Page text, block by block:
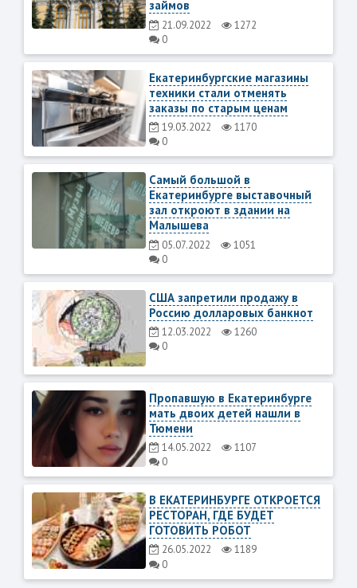
займов
21.09.2022
1272
0
Екатеринбургские магазины
техники стали отменять
заказы по старым ценам
19.03.2022
1170
0
Самый большой в
Екатеринбурге выставочный
зал откроют в здании на
Малышева
05.07.2022
1051
0
США запретили продажу в
Россию долларовых банкнот
12.03.2022
1260
0
Пропавшую в Екатеринбурге
мать двоих детей нашли в
Тюмени
14.05.2022
1107
0
В ЕКАТЕРИНБУРГЕ ОТКРОЕТСЯ
РЕСТОРАН, ГДЕ БУДЕТ
ГОТОВИТЬ РОБОТ
26.05.2022
1189
0